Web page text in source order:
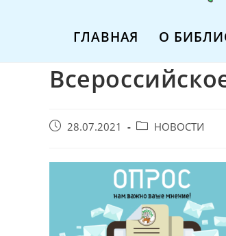
ГЛАВНАЯ О
Запись28.07.2021
Post НОВОСТИ